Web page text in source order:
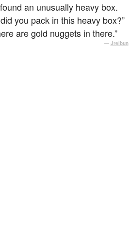
an unusually heavy box.
you pack in this heavy box?”
are gold nuggets in there.”
— Jreibun